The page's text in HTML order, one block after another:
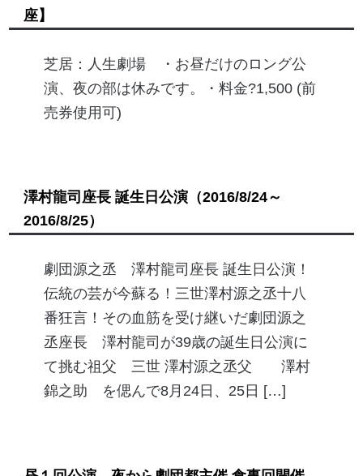
座】
芝居：人生劇場 ・お昼だけのロング公
演、夜の部は休みです。・料金?1,500 (前
売券使用可)
澤村龍司座長 誕生日公演（2016/8/24～
2016/8/25）
劇団源之丞 澤村龍司座長 誕生日公演！
伝統の芸が今蘇る！三世澤村源之丞十八
番狂言！その血筋を受け継いだ劇団源之
丞座長 澤村龍司が39歳の誕生日公演に
て挑む祖父 三世 澤村源之丞父 澤村
錦之助 を偲んで8月24日、25日 […]